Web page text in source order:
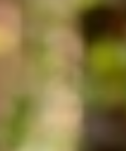
Cirkelledare
Nyheter
Avdelningar